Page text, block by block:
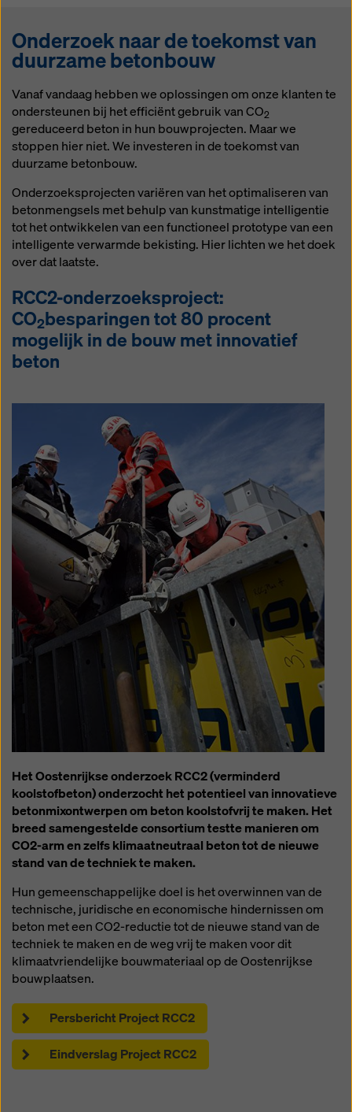
belangrijker om real-time inzicht te
krijgen in de vroegtijdige
betonstructuur. Onze
betonmonitoringoplossing
Concremote meet de druksterkte van
beton op de bouwplaats of in de
prefabfabriek. Zo kan beton met
worden beheerd.
Onderzoek naar de toekomst van
duurzame betonbouw
Vanaf vandaag hebben we oplossingen om onze klanten te
ondersteunen bij het efficiënt gebruik van CO2
gereduceerd beton in hun bouwprojecten. Maar we
stoppen hier niet. We investeren in de toekomst van
duurzame betonbouw.
Onderzoeksprojecten variëren van het optimaliseren van
betonmengsels met behulp van kunstmatige intelligentie
tot het ontwikkelen van een functioneel prototype van een
intelligente verwarmde bekisting. Hier lichten we het doek
over dat laatste.
RCC2-onderzoeksproject:
CO2besparingen tot 80 procent
mogelijk in de bouw met innovatief
beton
Het Oostenrijkse onderzoek RCC2 (verminderd
koolstofbeton) onderzocht het potentieel van innovatieve
betonmixontwerpen om beton koolstofvrij te maken. Het
breed samengestelde consortium testte manieren om
CO2-arm en zelfs klimaatneutraal beton tot de nieuwe
stand van de techniek te maken.
Hun gemeenschappelijke doel is het overwinnen van de
technische, juridische en economische hindernissen om
beton met een CO2-reductie tot de nieuwe stand van de
techniek te maken en de weg vrij te maken voor dit
klimaatvriendelijke bouwmateriaal op de Oostenrijkse
bouwplaatsen.
Persbericht Project RCC2
Eindverslag Project RCC2